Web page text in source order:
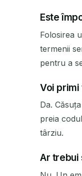
Este
Folosirea
termenii
pentru a
Voi
Da.
preia
târziu.
Ar trebui